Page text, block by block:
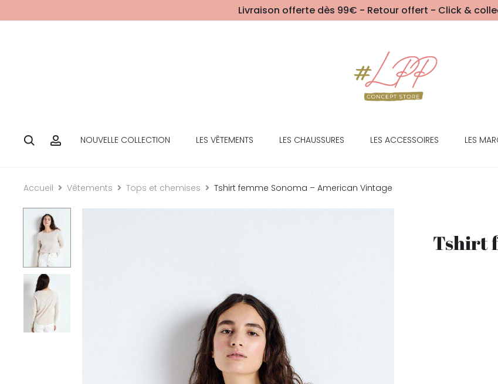
Livraison offerte dès 99€ - Retour offert - Click &
NOUVELLE COLLECTION LES VÊTEMENTS LES CHAUSSURES LES ACCESSOIRES LES
Accueil Vêtements Tops et chemises Tshirt femme Sonoma – American Vintage
Tshirt